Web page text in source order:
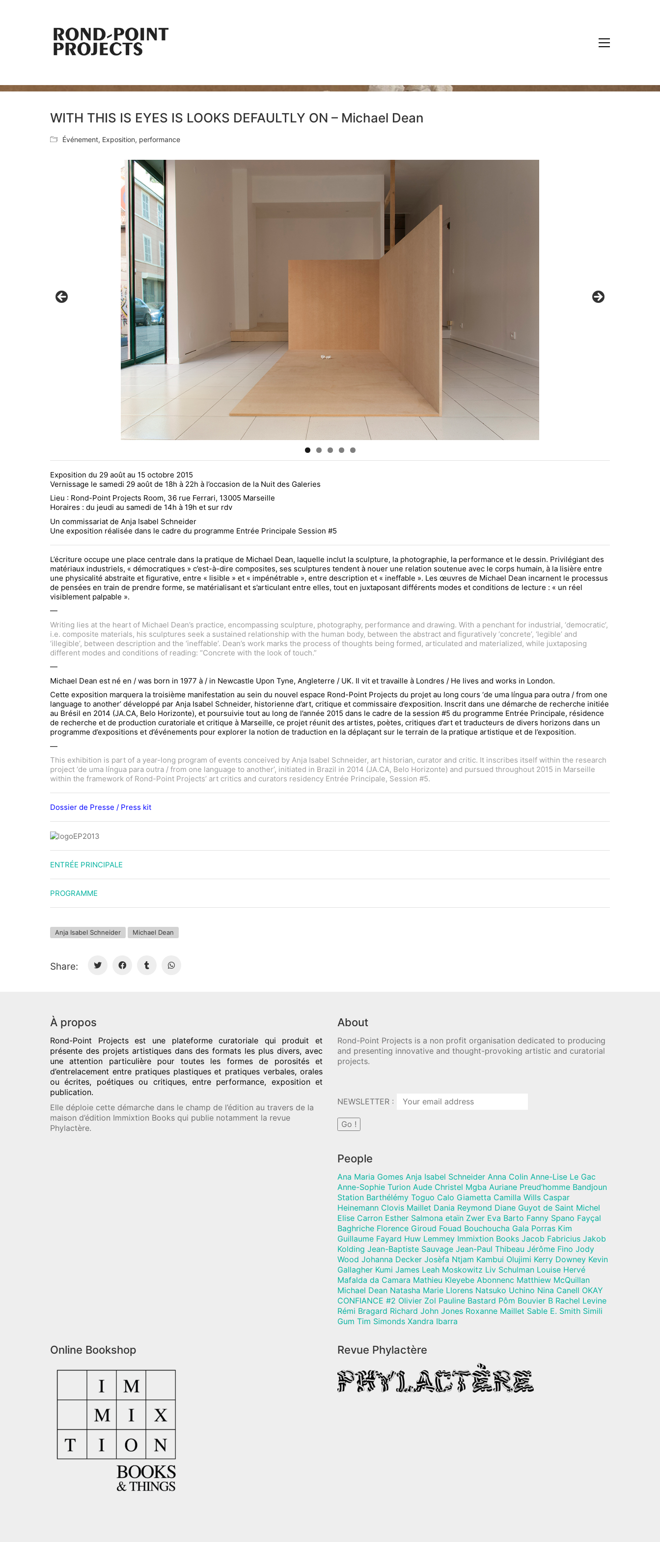
WITH THIS IS EYES IS LOOKS DEFAULTLY ON – Michael Dean
Événement, Exposition, performance
Exposition du 29 août au 15 octobre 2015
Vernissage le samedi 29 août de 18h à 22h à l’occasion de la Nuit des Galeries
Lieu : Rond-Point Projects Room, 36 rue Ferrari, 13005 Marseille
Horaires : du jeudi au samedi de 14h à 19h et sur rdv
Un commissariat de Anja Isabel Schneider
Une exposition réalisée dans le cadre du programme Entrée Principale Session #5
L’écriture occupe une place centrale dans la pratique de Michael Dean, laquelle inclut la sculpture, la photographie, la performance et le dessin. Privilégiant des
matériaux industriels, « démocratiques » c’est-à-dire composites, ses sculptures tendent à nouer une relation soutenue avec le corps humain, à la lisière entre
une physicalité abstraite et figurative, entre « lisible » et « impénétrable », entre description et « ineffable ». Les œuvres de Michael Dean incarnent le processus
de pensées en train de prendre forme, se matérialisant et s’articulant entre elles, tout en juxtaposant différents modes et conditions de lecture : « un réel
visiblement palpable ».
—
Writing lies at the heart of Michael Dean’s practice, encompassing sculpture, photography, performance and drawing. With a penchant for industrial, ‘democratic’,
i.e. composite materials, his sculptures seek a sustained relationship with the human body, between the abstract and figuratively ‘concrete’, ‘legible’ and
‘illegible’, between description and the ‘ineffable’. Dean’s work marks the process of thoughts being formed, articulated and materialized, while juxtaposing
different modes and conditions of reading: “Concrete with the look of touch.”
—
Michael Dean est né en / was born in 1977 à / in Newcastle Upon Tyne, Angleterre / UK. Il vit et travaille à Londres / He lives and works in London.
Cette exposition marquera la troisième manifestation au sein du nouvel espace Rond-Point Projects du projet au long cours ‘de uma língua para outra / from one
language to another’ développé par Anja Isabel Schneider, historienne d’art, critique et commissaire d’exposition. Inscrit dans une démarche de recherche initiée
au Brésil en 2014 (JA.CA, Belo Horizonte), et poursuivie tout au long de l’année 2015 dans le cadre de la session #5 du programme Entrée Principale, résidence
de recherche et de production curatoriale et critique à Marseille, ce projet réunit des artistes, poètes, critiques d’art et traducteurs de divers horizons dans un
programme d’expositions et d’événements pour explorer la notion de traduction en la déplaçant sur le terrain de la pratique artistique et de l’exposition.
—
This exhibition is part of a year-long program of events conceived by Anja Isabel Schneider, art historian, curator and critic. It inscribes itself within the research
project ‘de uma língua para outra / from one language to another’, initiated in Brazil in 2014 (JA.CA, Belo Horizonte) and pursued throughout 2015 in Marseille
within the framework of Rond-Point Projects’ art critics and curators residency Entrée Principale, Session #5.
Dossier de Presse / Press kit
ENTRÉE PRINCIPALE
PROGRAMME
Anja Isabel Schneider Michael Dean
Share:
À propos
Rond-Point Projectsest une plateforme curatoriale qui produit et
présente des projets artistiques dans des formats les plus divers, avec
une attention particulière pour toutes les formes de porosités et
d’entrelacement entre pratiques plastiques et pratiques verbales, orales
ou écrites, poétiques ou critiques, entre performance, exposition et
publication.
Elle déploie cette démarche dans le champ de l’édition au travers de la
maison d’édition Immixtion Books qui publie notamment la revue
Phylactère.
About
Rond-Point Projects is a non profit organisation dedicated to producing
and presenting innovative and thought-provoking artistic and curatorial
projects.
NEWSLETTER :
People
Ana Maria Gomes Anja Isabel Schneider Anna Colin Anne-Lise Le Gac
Anne-Sophie Turion Aude Christel Mgba Auriane Preud’homme Bandjoun
Station Barthélémy Toguo Calo Giametta Camilla Wills Caspar
Heinemann Clovis Maillet Dania Reymond Diane Guyot de Saint Michel
Elise Carron Esther Salmona etaïn Zwer Eva Barto Fanny Spano Fayçal
Baghriche Florence Giroud Fouad Bouchoucha Gala Porras Kim
Guillaume Fayard Huw Lemmey Immixtion Books Jacob Fabricius Jakob
Kolding Jean-Baptiste Sauvage Jean-Paul Thibeau Jérôme Fino Jody
Wood Johanna Decker Josèfa Ntjam Kambui Olujimi Kerry Downey Kevin
Gallagher Kumi James Leah Moskowitz Liv Schulman Louise Hervé
Mafalda da Camara Mathieu Kleyebe Abonnenc Matthiew McQuillan
Michael Dean Natasha Marie Llorens Natsuko Uchino Nina Canell OKAY
CONFIANCE #2 Olivier Zol Pauline Bastard Pôm Bouvier B Rachel Levine
Rémi Bragard Richard John Jones Roxanne Maillet Sable E. Smith Simili
Gum Tim Simonds Xandra Ibarra
Online Bookshop Revue Phylactère